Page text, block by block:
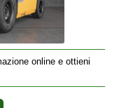
online e ottieni